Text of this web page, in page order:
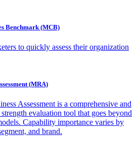
Benchmark (MCB)
to quickly assess their organization
(MRA)
Assessment is a comprehensive and
evaluation tool that goes beyond
Capability importance varies by
and brand.